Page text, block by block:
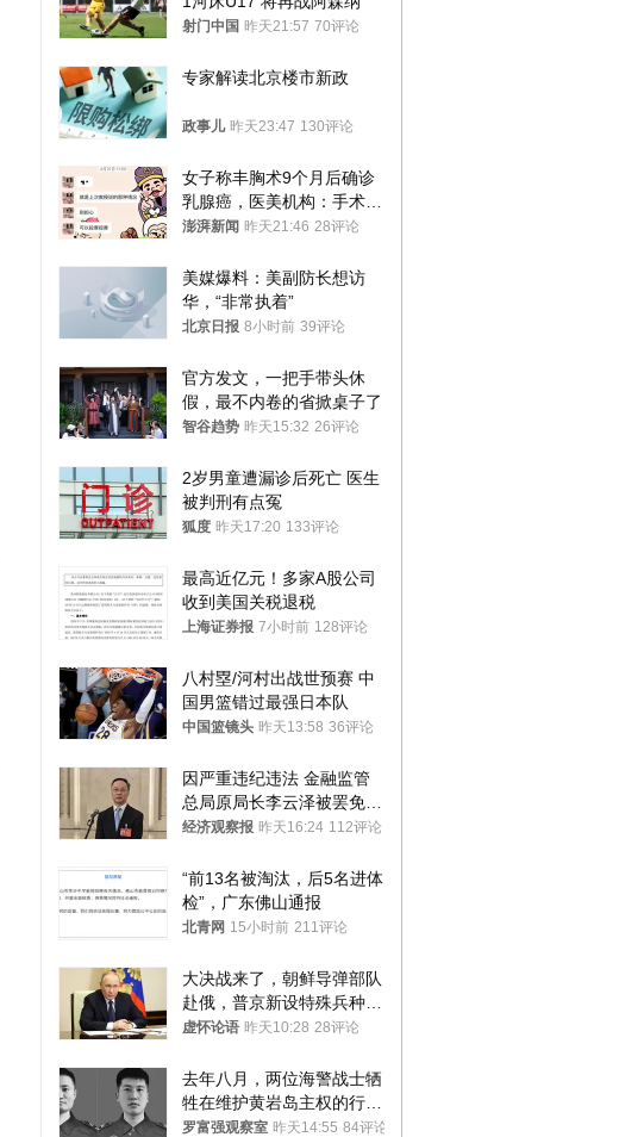
射门中国 昨天21:57 70评论
专家解读北京楼市新政
政事儿 昨天23:47 130评论
女子称丰胸术9个月后确诊
乳腺癌，医美机构：手术不
可能引发癌症，建议走司法
澎湃新闻 昨天21:46 28评论
美媒爆料：美副防长想访
华，“非常执着”
北京日报 8小时前 39评论
官方发文，一把手带头休
假，最不内卷的省掀桌子了
智谷趋势 昨天15:32 26评论
2岁男童遭漏诊后死亡 医生
被判刑有点冤
狐度 昨天17:20 133评论
最高近亿元！多家A股公司
收到美国关税退税
上海证券报 7小时前 128评论
八村塁/河村出战世预赛 中
国男篮错过最强日本队
中国篮镜头 昨天13:58 36评论
因严重违纪违法 金融监管
总局原局长李云泽被罢免全
国人大代表
经济观察报 昨天16:24 112评论
“前13名被淘汰，后5名进体
检”，广东佛山通报
北青网 15小时前 211评论
大决战来了，朝鲜导弹部队
赴俄，普京新设特殊兵种，
76岁老将扛旗
虚怀论语 昨天10:28 28评论
去年八月，两位海警战士牺
牲在维护黄岩岛主权的行动
中
罗富强观察室 昨天14:55 84评论